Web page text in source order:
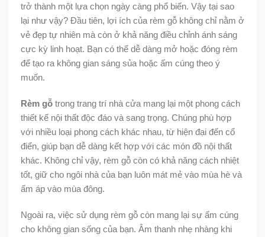
trở thành một lựa chọn ngày càng phổ biến. Vậy tại sao
lại như vậy? Đầu tiên, lợi ích của rèm gỗ không chỉ nằm ở
vẻ đẹp tự nhiên mà còn ở khả năng điều chỉnh ánh sáng
cực kỳ linh hoạt. Bạn có thể dễ dàng mở hoặc đóng rèm
để tạo ra không gian sáng sủa hoặc ấm cúng theo ý
muốn.
Rèm gỗ trong trang trí nhà cửa mang lại một phong cách
thiết kế nội thất độc đáo và sang trọng. Chúng phù hợp
với nhiều loại phong cách khác nhau, từ hiện đại đến cổ
điển, giúp bạn dễ dàng kết hợp với các món đồ nội thất
khác. Không chỉ vậy, rèm gỗ còn có khả năng cách nhiệt
tốt, giữ cho ngôi nhà của bạn luôn mát mẻ vào mùa hè và
ấm áp vào mùa đông.
Ngoài ra, việc sử dụng rèm gỗ còn mang lại sự ấm cúng
cho không gian sống của bạn. Âm thanh nhẹ nhàng khi